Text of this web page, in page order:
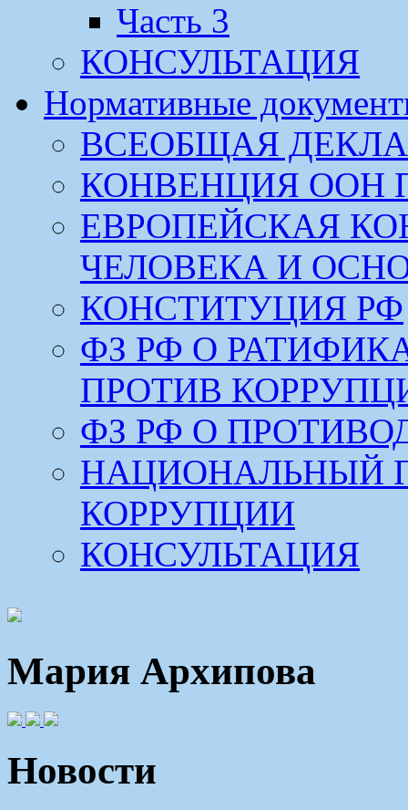
Часть 3
КОНСУЛЬТАЦИЯ
Нормативные
ВСЕОБЩАЯ
КОНВЕНЦИЯ ООН
ЕВРОПЕЙСКАЯ
ЧЕЛОВЕКА И
КОНСТИТУЦИЯ РФ
ФЗ РФ О
ПРОТИВ
ФЗ РФ О
НАЦИОНАЛЬНЫЙ
КОРРУПЦИИ
КОНСУЛЬТАЦИЯ
Мария Архипова
Новости